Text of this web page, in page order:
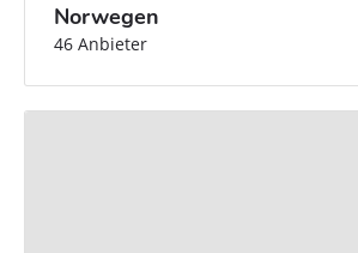
Norwegen
46 Anbieter